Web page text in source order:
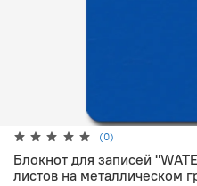
(0)
Блокнот для записей
листов на металлическом